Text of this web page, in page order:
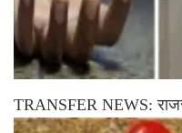
TRANSFER NEWS: